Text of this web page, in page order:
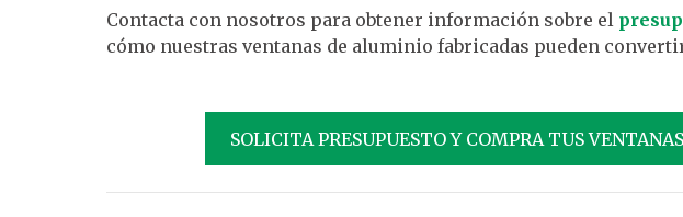
Contacta con nosotros para obtener información sobre el
cómo nuestras ventanas de aluminio fabricadas pueden
SOLICITA PRESUPUESTO Y COMPRA TUS